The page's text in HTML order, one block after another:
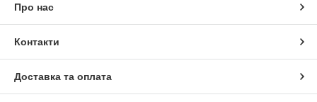
Про нас
Контакти
Доставка та оплата